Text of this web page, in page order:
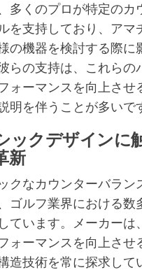
多くのプロが特定のカ
を支持しており、アマ
の機器を検討する際に
らの支持は、これらの
ォーマンスを向上させ
明を伴うことが多いで
ックデザインに
新
クなカウンターバラン
ゴルフ業界における数
ています。メーカーは
ォーマンスを向上させ
造技術を常に探求して